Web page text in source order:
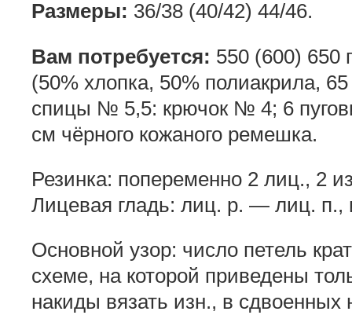
Размеры: 36/38 (40/42) 44/46.
Вам потребуется: 550 (600) 650
(50% хлопка, 50% полиакрила,
спицы № 5,5: крючок № 4; 6
см чёрного кожаного ремешка.
Резинка: попеременно 2 лиц., 2
Лицевая гладь: лиц. р. — лиц. п.,
Основной узор: число петель
схеме, на которой приведены
накиды вязать изн., в